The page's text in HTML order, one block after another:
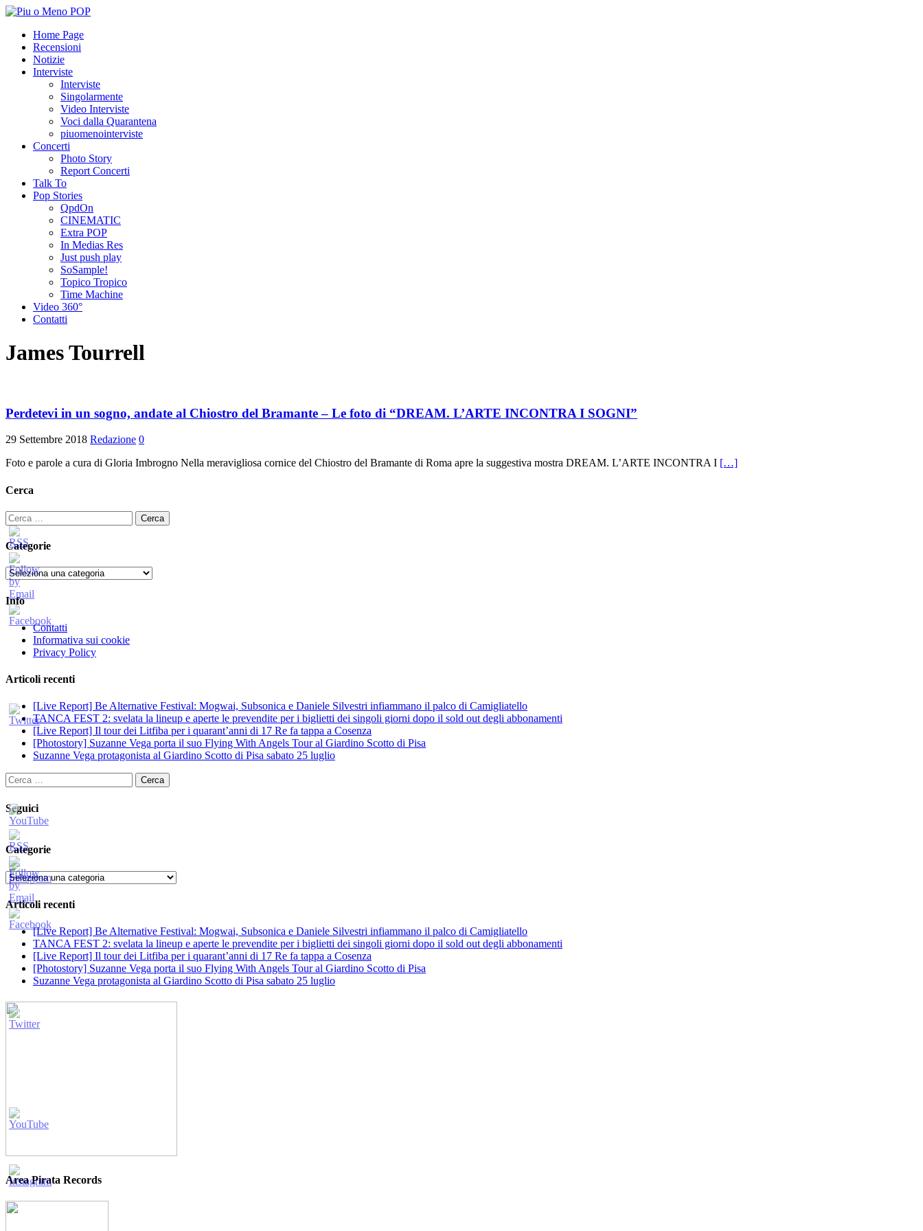
Home Page
Recensioni
Notizie
Interviste
Interviste
Singolarmente
Video Interviste
Voci dalla Quarantena
piuomenointerviste
Concerti
Photo Story
Report Concerti
Talk To
Pop Stories
QpdOn
CINEMATIC
Extra POP
In Medias Res
Just push play
SoSample!
Topico Tropico
Time Machine
Video 360°
Contatti
James Tourrell
Perdetevi in un sogno, andate al Chiostro del Bramante – Le foto di “DREAM. L’ARTE INCONTRA I SOGNI”
29 Settembre 2018 Redazione 0
Foto e parole a cura di Gloria Imbrogno Nella meravigliosa cornice del Chiostro del Bramante di Roma apre la suggestiva mostra DREAM. L’ARTE INCONTRA I […]
Cerca
Ricerca
per:
Categorie
Categorie
Info
Contatti
Informativa sui cookie
Privacy Policy
Articoli recenti
[Live Report] Be Alternative Festival: Mogwai, Subsonica e Daniele Silvestri infiammano il palco di Camigliatello
TANCA FEST 2: svelata la lineup e aperte le prevendite per i biglietti dei singoli giorni dopo il sold out degli abbonamenti
[Live Report] Il tour dei Litfiba per i quarant’anni di 17 Re fa tappa a Cosenza
[Photostory] Suzanne Vega porta il suo Flying With Angels Tour al Giardino Scotto di Pisa
Suzanne Vega protagonista al Giardino Scotto di Pisa sabato 25 luglio
Ricerca
per:
Seguici
Categorie
Categorie
Articoli recenti
[Live Report] Be Alternative Festival: Mogwai, Subsonica e Daniele Silvestri infiammano il palco di Camigliatello
TANCA FEST 2: svelata la lineup e aperte le prevendite per i biglietti dei singoli giorni dopo il sold out degli abbonamenti
[Live Report] Il tour dei Litfiba per i quarant’anni di 17 Re fa tappa a Cosenza
[Photostory] Suzanne Vega porta il suo Flying With Angels Tour al Giardino Scotto di Pisa
Suzanne Vega protagonista al Giardino Scotto di Pisa sabato 25 luglio
Area Pirata Records